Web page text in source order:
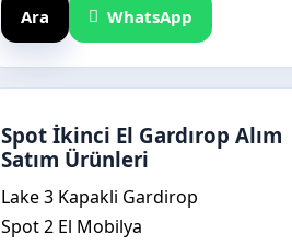
Ara WhatsApp
Spot İkinci El Gardırop Alım
Satım Ürünleri
Lake 3 Kapakli Gardirop
Spot 2 El Mobilya